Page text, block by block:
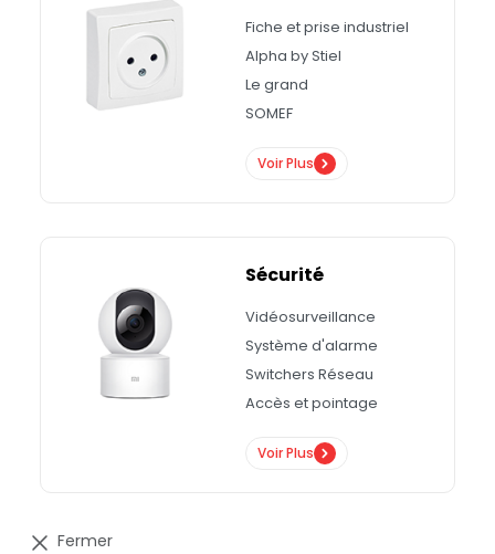
Fiche et prise industriel
Alpha by Stiel
Le grand
SOMEF
Voir Plus
Sécurité
Vidéosurveillance
Système d'alarme
Switchers Réseau
Accès et pointage
Voir Plus
Fermer